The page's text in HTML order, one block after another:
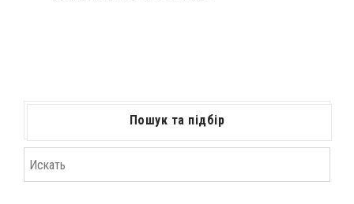
Пошук та підбір